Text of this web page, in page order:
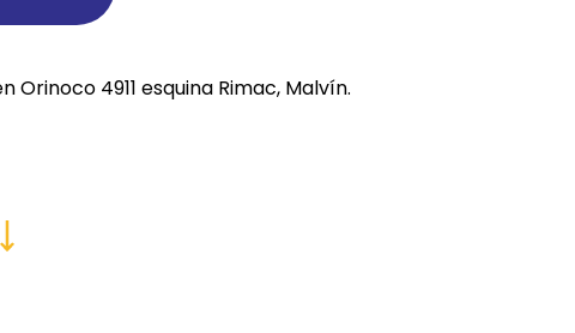
THREE DOGS
Ver todas
4911 esquina Rimac, Malvín.